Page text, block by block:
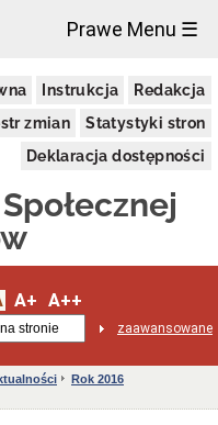
Prawe Menu ☰
Instrukcja
Redakcja
zmian
Statystyki stron
Deklaracja dostępności
A+ A++
zaawansowane
Rok 2016
×